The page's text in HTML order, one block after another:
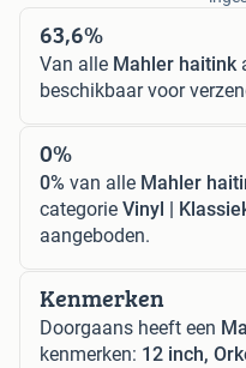
63,6%
Van alle Mahler haitink
beschikbaar voor
0%
0% van alle Mahler
categorie Vinyl |
aangeboden.
Kenmerken
Doorgaans heeft een
kenmerken: 12 inch,